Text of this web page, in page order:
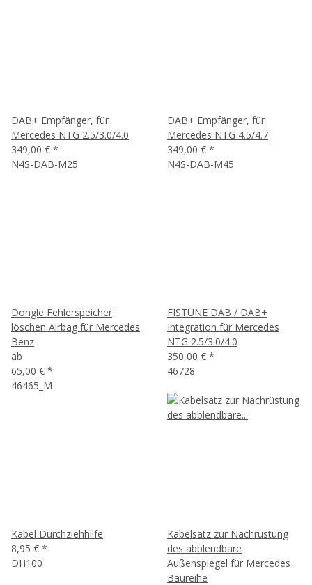
DAB+ Empfänger, für
Mercedes NTG 2.5/3.0/4.0
349,00 € *
N4S-DAB-M25
DAB+ Empfänger, für
Mercedes NTG 4.5/4.7
349,00 € *
N4S-DAB-M45
Dongle Fehlerspeicher
löschen Airbag für Mercedes
Benz
ab
65,00 € *
46465_M
FISTUNE DAB / DAB+
Integration für Mercedes
NTG 2.5/3.0/4.0
350,00 € *
46728
Kabel Durchziehhilfe
8,95 € *
DH100
Kabelsatz zur Nachrüstung
des abblendbare
Außenspiegel für Mercedes
Baureihe